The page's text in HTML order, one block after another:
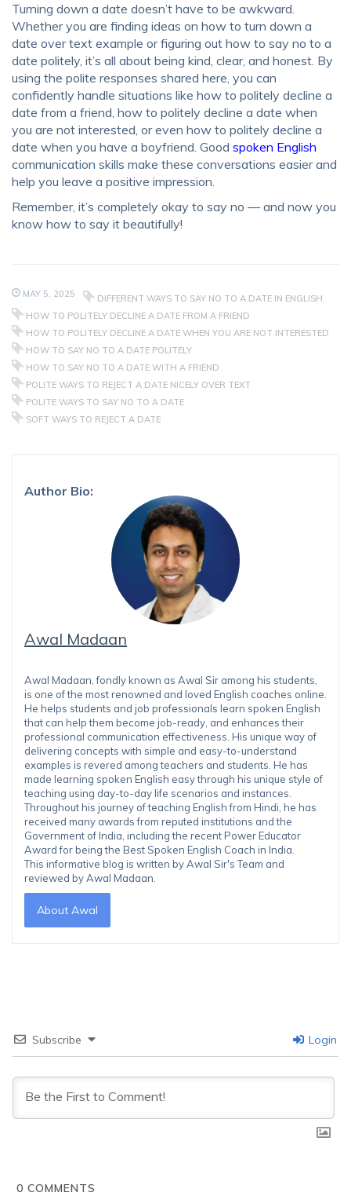
Turning down a date doesn’t have to be awkward.
Whether you are finding ideas on how to turn down a
date over text example or figuring out how to say no to a
date politely, it’s all about being kind, clear, and honest. By
using the polite responses shared here, you can
confidently handle situations like how to politely decline a
date from a friend, how to politely decline a date when
you are not interested, or even how to politely decline a
date when you have a boyfriend. Good spoken English
communication skills make these conversations easier and
help you leave a positive impression.
Remember, it’s completely okay to say no — and now you
know how to say it beautifully!
MAY 5, 2025
DIFFERENT WAYS TO SAY NO TO A DATE IN ENGLISH
HOW TO POLITELY DECLINE A DATE FROM A FRIEND
HOW TO POLITELY DECLINE A DATE WHEN YOU ARE NOT INTERESTED
HOW TO SAY NO TO A DATE POLITELY
HOW TO SAY NO TO A DATE WITH A FRIEND
POLITE WAYS TO REJECT A DATE NICELY OVER TEXT
POLITE WAYS TO SAY NO TO A DATE
SOFT WAYS TO REJECT A DATE
Author Bio:
Awal Madaan
Awal Madaan, fondly known as Awal Sir among his students,
is one of the most renowned and loved English coaches online.
He helps students and job professionals learn spoken English
that can help them become job-ready, and enhances their
professional communication effectiveness. His unique way of
delivering concepts with simple and easy-to-understand
examples is revered among teachers and students. He has
made learning spoken English easy through his unique style of
teaching using day-to-day life scenarios and instances.
Throughout his journey of teaching English from Hindi, he has
received many awards from reputed institutions and the
Government of India, including the recent Power Educator
Award for being the Best Spoken English Coach in India.
This informative blog is written by Awal Sir's Team and
reviewed by Awal Madaan.
About Awal
Subscribe Login
0 COMMENTS